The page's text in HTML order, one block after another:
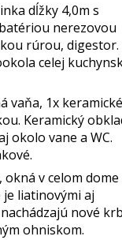
dĺžky 4,0m s
nerezovou
rúrou, digestor.
celej
vaňa, 1x keramické
Keramický
okolo vane a WC.
v celom dome
liatinovými aj
nové
ohniskom.